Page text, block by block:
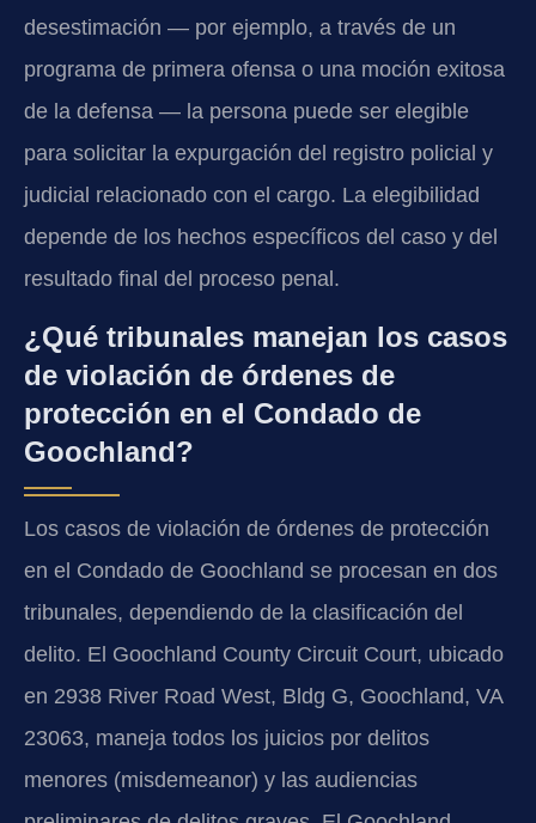
desestimación — por ejemplo, a través de un
programa de primera ofensa o una moción exitosa
de la defensa — la persona puede ser elegible
para solicitar la expurgación del registro policial y
judicial relacionado con el cargo. La elegibilidad
depende de los hechos específicos del caso y del
resultado final del proceso penal.
¿Qué tribunales manejan los casos
de violación de órdenes de
protección en el Condado de
Goochland?
Los casos de violación de órdenes de protección
en el Condado de Goochland se procesan en dos
tribunales, dependiendo de la clasificación del
delito. El Goochland County Circuit Court, ubicado
en 2938 River Road West, Bldg G, Goochland, VA
23063, maneja todos los juicios por delitos
menores (misdemeanor) y las audiencias